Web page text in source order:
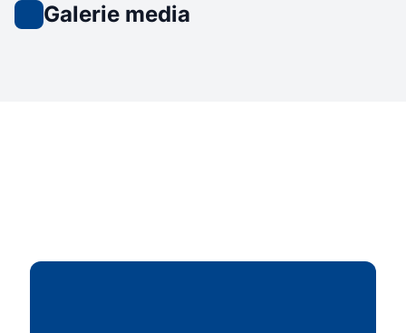
Galerie media